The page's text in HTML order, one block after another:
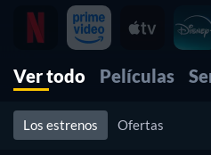
Sun Nxt está constantemente
películas a su catálogo. Si
todo lo que querías, te va gustar
JustWatch. Te ayudará a
perdiráas un lanzamiento
Ver todo Películas
Los estrenos Ofertas